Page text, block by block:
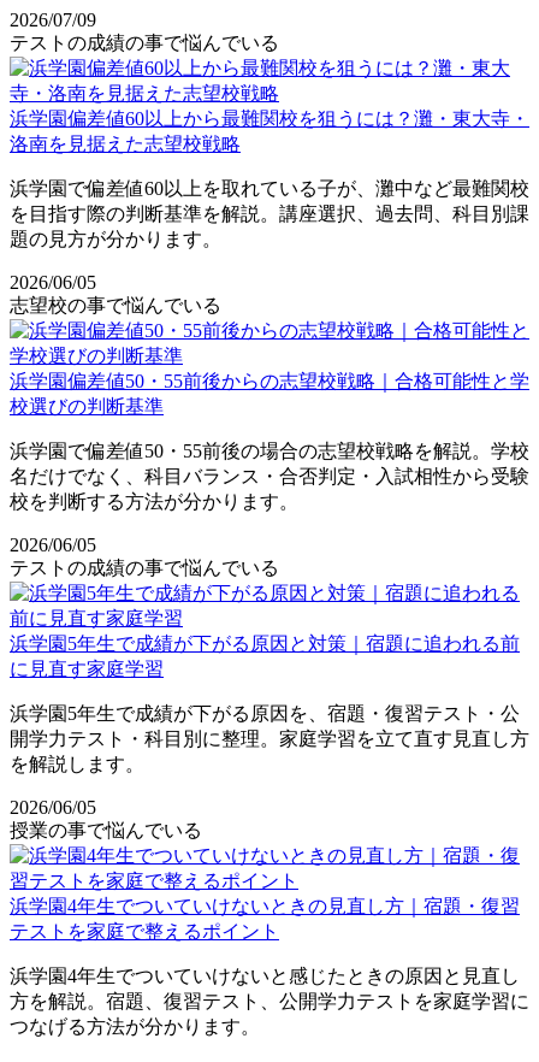
2026/07/09
テストの成績の事で悩んでいる
浜学園偏差値60以上から最難関校を狙うには？灘・東大寺・
洛南を見据えた志望校戦略
浜学園で偏差値60以上を取れている子が、灘中など最難関校
を目指す際の判断基準を解説。講座選択、過去問、科目別課
題の見方が分かります。
2026/06/05
志望校の事で悩んでいる
浜学園偏差値50・55前後からの志望校戦略｜合格可能性と学
校選びの判断基準
浜学園で偏差値50・55前後の場合の志望校戦略を解説。学校
名だけでなく、科目バランス・合否判定・入試相性から受験
校を判断する方法が分かります。
2026/06/05
テストの成績の事で悩んでいる
浜学園5年生で成績が下がる原因と対策｜宿題に追われる前
に見直す家庭学習
浜学園5年生で成績が下がる原因を、宿題・復習テスト・公
開学力テスト・科目別に整理。家庭学習を立て直す見直し方
を解説します。
2026/06/05
授業の事で悩んでいる
浜学園4年生でついていけないときの見直し方｜宿題・復習
テストを家庭で整えるポイント
浜学園4年生でついていけないと感じたときの原因と見直し
方を解説。宿題、復習テスト、公開学力テストを家庭学習に
つなげる方法が分かります。